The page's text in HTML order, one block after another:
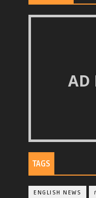
AD
TAGS
ENGLISH NEWS